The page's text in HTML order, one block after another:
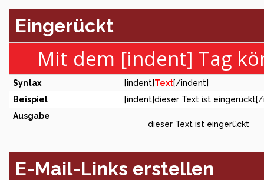
Eingerückt
Mit dem [indent] Tag
Syntax [indent]Text[/indent]
Beispiel
[indent]dieser Text ist
Ausgabe
dieser Text ist eingerückt
E-Mail-Links erstellen